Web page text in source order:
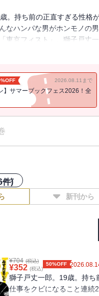
。持ち前の正直すぎる性格
なハンパな男がホンモノの
東京フィスト」。獅子戸
2026.08.11まで
】サマーブックフェス2026！全
ック
件)
新刊から
¥704 (税込)
¥352 (税込)
50%OFF
獅子戸丈一郎。19歳。持ち
仕事をクビになること連続